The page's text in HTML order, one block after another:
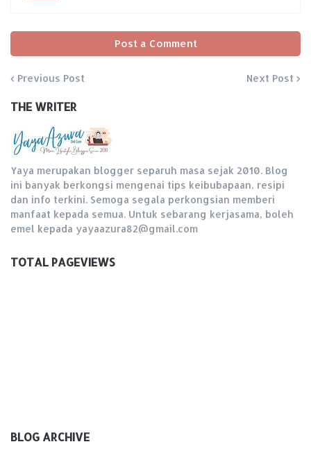
Post a Comment
Previous Post Next Post
THE WRITER
Yaya merupakan blogger separuh masa sejak 2010. Blog
ini banyak berkongsi mengenai tips keibubapaan, resipi
dan info terkini. Semoga segala perkongsian memberi
manfaat kepada semua. Untuk sebarang kerjasama, boleh
emel kepada yayaazura82@gmail.com
TOTAL PAGEVIEWS
BLOG ARCHIVE